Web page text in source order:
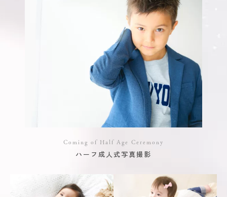
Coming of Half Age Ceremony
ハーフ成人式写真撮影